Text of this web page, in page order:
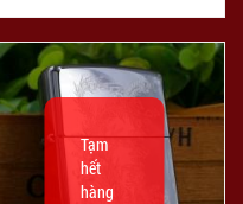
Tạm
hết
hàng